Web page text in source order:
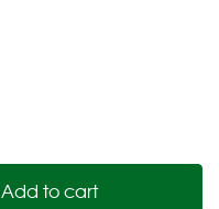
Add to cart